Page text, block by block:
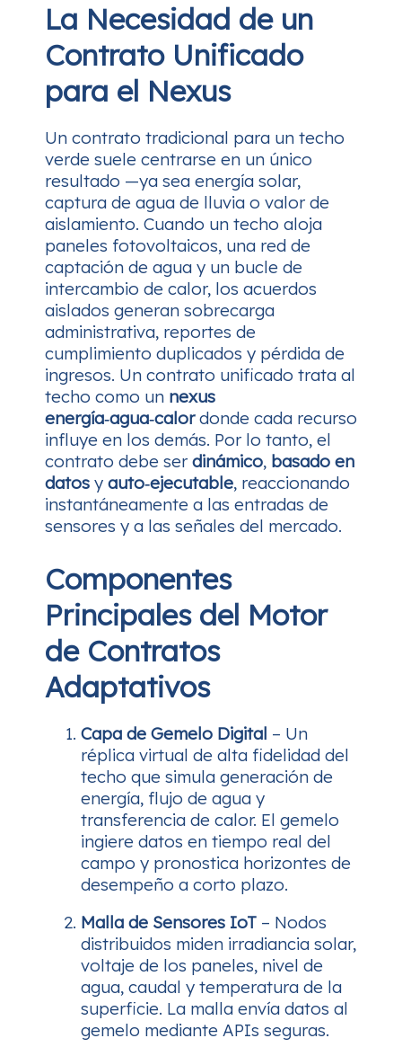
La Necesidad de un
Contrato Unificado
para el Nexus
Un contrato tradicional para un techo
verde suele centrarse en un único
resultado —ya sea energía solar,
captura de agua de lluvia o valor de
aislamiento. Cuando un techo aloja
paneles fotovoltaicos, una red de
captación de agua y un bucle de
intercambio de calor, los acuerdos
aislados generan sobrecarga
administrativa, reportes de
cumplimiento duplicados y pérdida de
ingresos. Un contrato unificado trata al
techo como un nexus
energía‑agua‑calordonde cada recurso
influye en los demás. Por lo tanto, el
contrato debe ser dinámico, basado en
datos y auto‑ejecutable, reaccionando
instantáneamente a las entradas de
sensores y a las señales del mercado.
Componentes
Principales del Motor
de Contratos
Adaptativos
Capa de Gemelo Digital – Un
réplica virtual de alta fidelidad del
techo que simula generación de
energía, flujo de agua y
transferencia de calor. El gemelo
ingiere datos en tiempo real del
campo y pronostica horizontes de
desempeño a corto plazo.
Malla de Sensores IoT – Nodos
distribuidos miden irradiancia solar,
voltaje de los paneles, nivel de
agua, caudal y temperatura de la
superficie. La malla envía datos al
gemelo mediante APIs seguras.